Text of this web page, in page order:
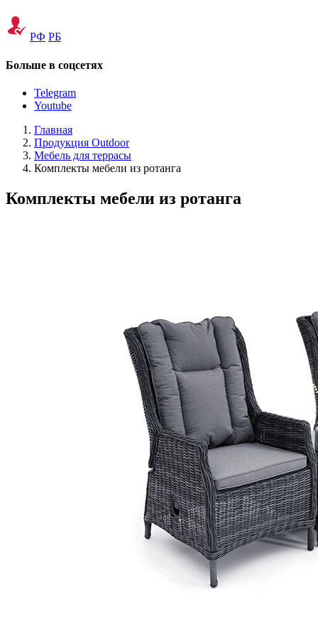
РФ РБ
Больше в соцсетях
Telegram
Youtube
Главная
Продукция Outdoor
Мебель для террасы
Комплекты мебели из ротанга
Комплекты мебели из ротанга